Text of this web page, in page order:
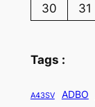
30
31
Tags :
A43SV ADBO